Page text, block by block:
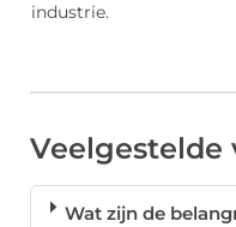
industrie.
Veelgestelde
Wat zijn de